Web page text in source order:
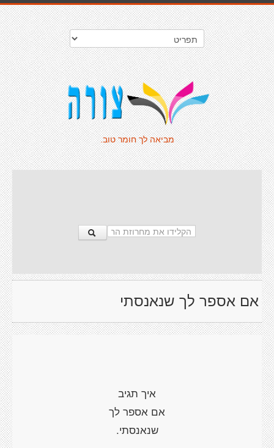
מביאה לך חומר טוב.
אם אספר לך שנאנסתי
איך תגיב
אם אספר לך
שנאנסתי.